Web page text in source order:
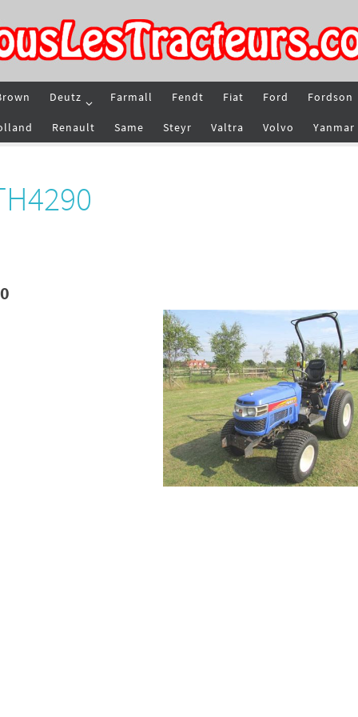
Deutz Farmall Fendt Fiat Ford Fordson
Renault Same Steyr Valtra Volvo Yanmar